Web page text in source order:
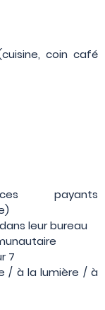
coin café
payants
leur bureau
7
/ à la lumière / à